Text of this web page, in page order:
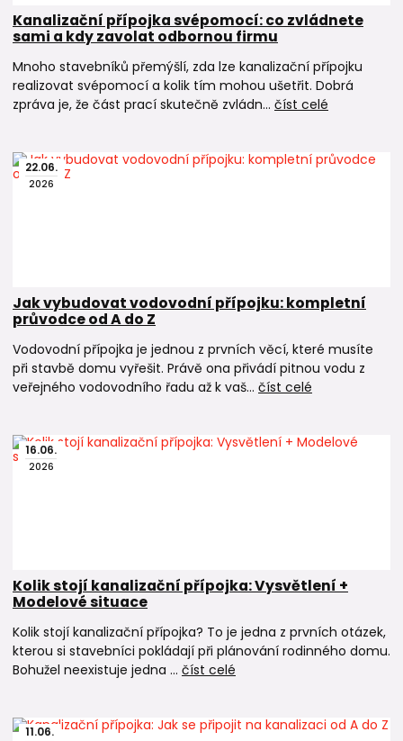
Kanalizační přípojka svépomocí: co zvládnete
sami a kdy zavolat odbornou firmu
Mnoho stavebníků přemýšlí, zda lze kanalizační přípojku
realizovat svépomocí a kolik tím mohou ušetřit. Dobrá
zpráva je, že část prací skutečně zvládn... číst celé
22.06.
2026
Jak vybudovat vodovodní přípojku: kompletní
průvodce od A do Z
Vodovodní přípojka je jednou z prvních věcí, které musíte
při stavbě domu vyřešit. Právě ona přivádí pitnou vodu z
veřejného vodovodního řadu až k vaš... číst celé
16.06.
2026
Kolik stojí kanalizační přípojka: Vysvětlení +
Modelové situace
Kolik stojí kanalizační přípojka? To je jedna z prvních otázek,
kterou si stavebníci pokládají při plánování rodinného domu.
Bohužel neexistuje jedna ... číst celé
11.06.